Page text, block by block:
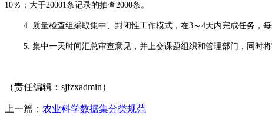
10％；大于20001条记录的抽查2000条。
4. 质量检查组采取集中、封闭性工作模式，在3～4天内完成任务，
5. 集中一天时间汇总审查意见，并上交课题组织和管理部门，同时
（责任编辑：sjfzxadmin）
上一篇： 农业科学数据集分类规范